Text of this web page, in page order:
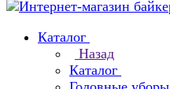
Каталог
Назад
Каталог